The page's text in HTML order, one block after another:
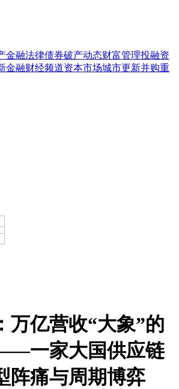
金融法律债券破产动态财富管理投融资
金融财经频道资本市场城市更新并购重
万亿营收“大象”的
一家大国供应链
阵痛与周期博弈